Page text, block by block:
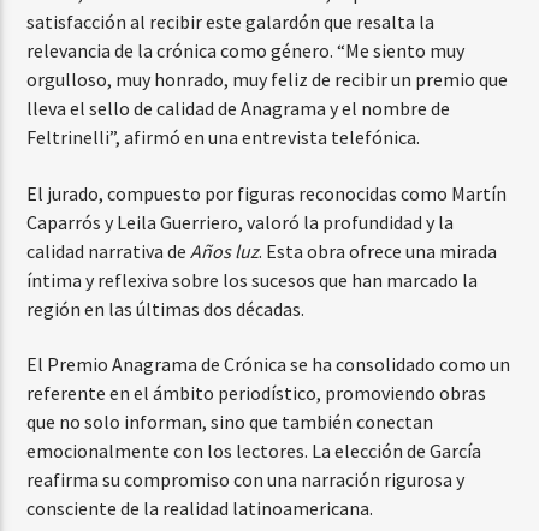
satisfacción al recibir este galardón que resalta la
relevancia de la crónica como género. “Me siento muy
orgulloso, muy honrado, muy feliz de recibir un premio que
lleva el sello de calidad de Anagrama y el nombre de
Feltrinelli”, afirmó en una entrevista telefónica.
El jurado, compuesto por figuras reconocidas como Martín
Caparrós y Leila Guerriero, valoró la profundidad y la
calidad narrativa deAños luz. Esta obra ofrece una mirada
íntima y reflexiva sobre los sucesos que han marcado la
región en las últimas dos décadas.
El Premio Anagrama de Crónica se ha consolidado como un
referente en el ámbito periodístico, promoviendo obras
que no solo informan, sino que también conectan
emocionalmente con los lectores. La elección de García
reafirma su compromiso con una narración rigurosa y
consciente de la realidad latinoamericana.